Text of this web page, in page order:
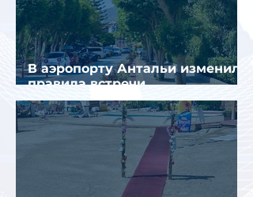
В аэропорту Антальи изменили
правила встречи
организованных туристов